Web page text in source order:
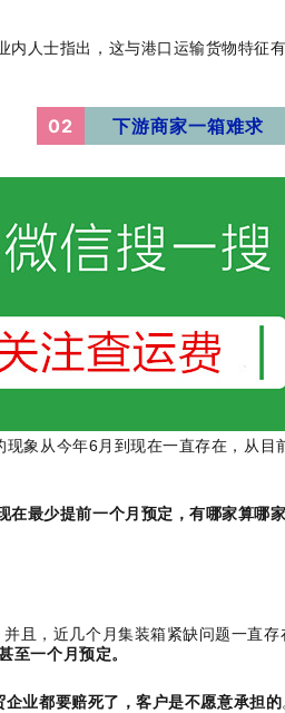
人士指出，这与港口运输货物特
02 下游商家一箱难求
现象从今年6月到现在一直存在，从
最少提前一个月预定，有哪家算
且，近几个月集装箱紧缺问题一直
至一个月预定。
业都要赔死了，客户是不愿意承担的